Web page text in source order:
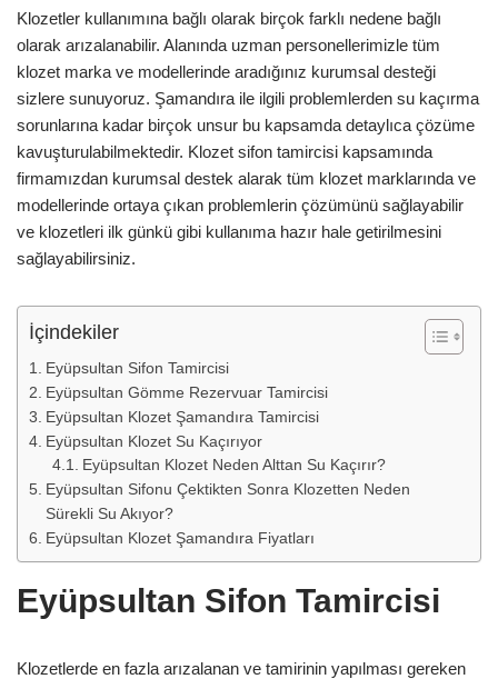
Klozetler kullanımına bağlı olarak birçok farklı nedene bağlı
olarak arızalanabilir. Alanında uzman personellerimizle tüm
klozet marka ve modellerinde aradığınız kurumsal desteği
sizlere sunuyoruz. Şamandıra ile ilgili problemlerden su kaçırma
sorunlarına kadar birçok unsur bu kapsamda detaylıca çözüme
kavuşturulabilmektedir. Klozet sifon tamircisi kapsamında
firmamızdan kurumsal destek alarak tüm klozet marklarında ve
modellerinde ortaya çıkan problemlerin çözümünü sağlayabilir
ve klozetleri ilk günkü gibi kullanıma hazır hale getirilmesini
sağlayabilirsiniz.
İçindekiler
Eyüpsultan Sifon Tamircisi
Eyüpsultan Gömme Rezervuar Tamircisi
Eyüpsultan Klozet Şamandıra Tamircisi
Eyüpsultan Klozet Su Kaçırıyor
Eyüpsultan Klozet Neden Alttan Su Kaçırır?
Eyüpsultan Sifonu Çektikten Sonra Klozetten Neden
Sürekli Su Akıyor?
Eyüpsultan Klozet Şamandıra Fiyatları
Eyüpsultan Sifon Tamircisi
Klozetlerde en fazla arızalanan ve tamirinin yapılması gereken